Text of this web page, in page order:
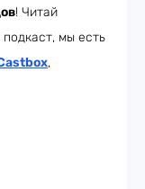
! Читай
мы есть
,